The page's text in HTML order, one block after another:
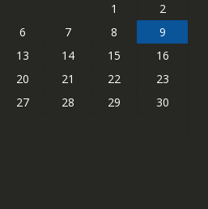
1
2
6 7 8
9
13 14 15
16
20 21 22
23
27 28 29
30